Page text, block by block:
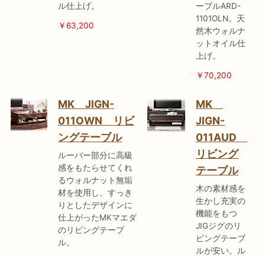
ル仕上げ。
￥63,200
ーブルARD-
1101OLN。天
然木ウォルナ
ットオイル仕
上げ。
￥70,200
MK JIGN-
011OWN リビ
ングテーブル
ルーバー部分に高級
感をもたらせてくれ
るウォルナット無垢
材を使用し、すっき
りとしたデザインに
仕上がったMKマエダ
のリビングテーブ
ル。
MK
JIGN-
011AUD
リビング
テーブル
木の素材感を
生かし充実の
機能をもつ
JIGジグのリ
ビングテーブ
ルが安い。ル